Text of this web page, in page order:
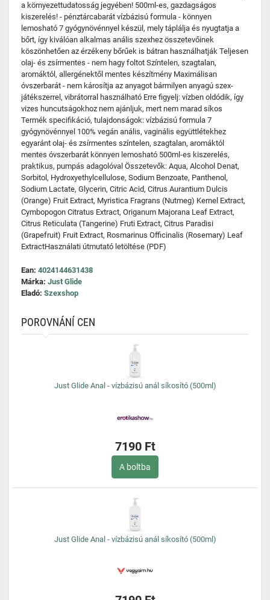
a környezettudatosság jegyében! 500ml-es, gazdagságos
kiszerelés! - pénztárcabarát vízbázisú formula - könnyen
lemosható 7 gyógynövénnyel készül, mely táplálja és nyugtatja a
bőrt, így kiválóan alkalmas anális szexhez összetevőinek
köszönhetően az érzékeny bőrűek is bátran használhatják Teljesen
olaj- és zsírmentes - nem hagy foltot Színtelen, szagtalan,
aromáktól, allergénektől mentes készítmény Maximálisan
óvszerbarát - nem károsítja az anyagot bármilyen anyagú szex-
játékszerrel, vibrátorral használható Erre figyelj: vízben oldódik, így
vizes huncutságokhoz nem ajánljuk, mert nem marad síkos
Termék specifikáció, tulajdonságok: vízbázisú formula 7
gyógynövénnyel 100% vegán anális, vaginális együttlétekhez
egyaránt olaj- és zsírmentes színtelen, szagtalan, aromáktól
mentes óvszerbarát könnyen lemosható 500ml-es kiszerelés,
praktikus, pumpás adagolóval Összetevők: Aqua, Alcohol Denat,
Sorbitol, Hydroxyethylcellulose, Sodium Benzoate, Panthenol,
Sodium Lactate, Glycerin, Citric Acid, Citrus Aurantium Dulcis
(Orange) Fruit Extract, Myristica Fragrans (Nutmeg) Kernel Extract,
Cymbopogon Citratus Extract, Origanum Majorana Leaf Extract,
Citrus Reticulata (Tangerine) Fruti Extract, Citrus Paradisi
(Grapefruit) Fruit Extract, Rosmarinus Officinalis (Rosemary) Leaf
ExtractHasználati útmutató letöltése (PDF)
Ean: 4024144631438
Márka: Just Glide
Eladó: Szexshop
POROVNÁNÍ CEN
Just Glide Anal - vízbázisú anál síkosító (500ml)
7190 Ft
A boltba
Just Glide Anal - vízbázisú anál síkosító (500ml)